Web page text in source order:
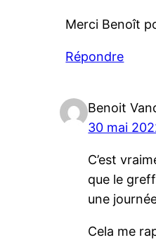
Merci Benoît
Répondre
Benoit
30 mai
C’est
que le
une
Cela me